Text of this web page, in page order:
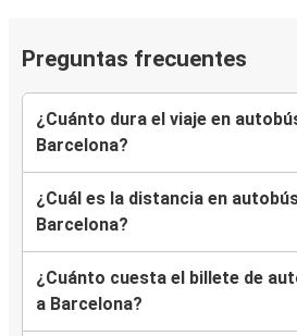
Preguntas frecuentes
¿Cuánto dura el viaje en
Barcelona?
¿Cuál es la distancia en
Barcelona?
¿Cuánto cuesta el billete de
a Barcelona?